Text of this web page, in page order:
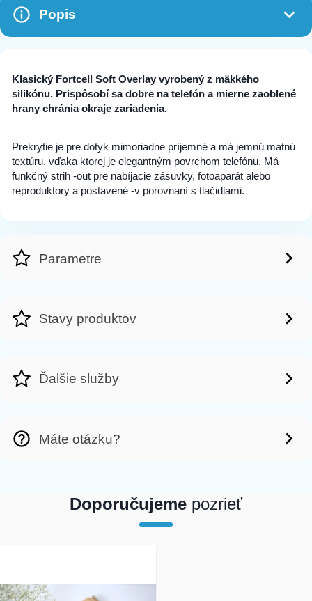
Popis
Klasický Fortcell Soft Overlay vyrobený z mäkkého
silikónu. Prispôsobí sa dobre na telefón a mierne zaoblené
hrany chránia okraje zariadenia.
Prekrytie je pre dotyk mimoriadne príjemné a má jemnú matnú
textúru, vďaka ktorej je elegantným povrchom telefónu. Má
funkčný strih -out pre nabíjacie zásuvky, fotoaparát alebo
reproduktory a postavené -v porovnaní s tlačidlami.
Parametre
Stavy produktov
Ďalšie služby
Máte otázku?
Doporučujeme pozrieť